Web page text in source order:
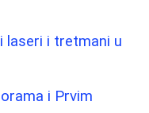
laseri i tretmani u
i Prvim